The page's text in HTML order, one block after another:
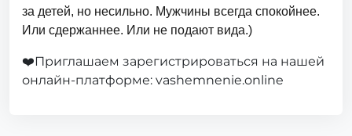
за детей, но несильно. Мужчины всегда спокойнее.
Или сдержаннее. Или не подают вида.)
❤️Приглашаем зарегистрироваться на нашей
онлайн-платформе: vashemnenie.online